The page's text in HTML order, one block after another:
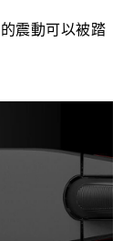
震動可以被踏